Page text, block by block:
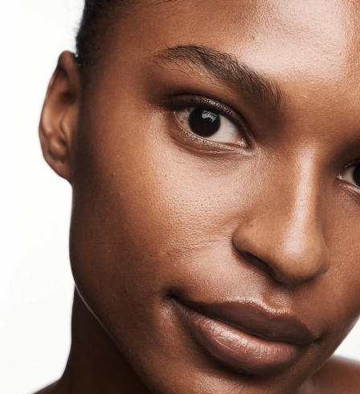
PINCEL PARA BASE - THE FOUNDATION BRUSH
Pincel de precisão que facilita a aplicação
R$590,00